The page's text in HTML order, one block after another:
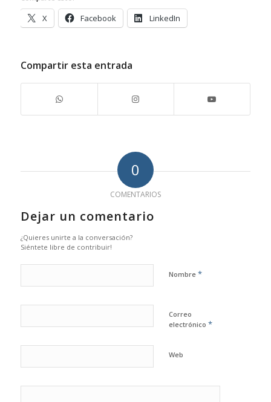
X Facebook LinkedIn
Compartir esta entrada
0
COMENTARIOS
Dejar un comentario
¿Quieres unirte a la conversación?
Siéntete libre de contribuir!
Nombre *
Correo
electrónico *
Web